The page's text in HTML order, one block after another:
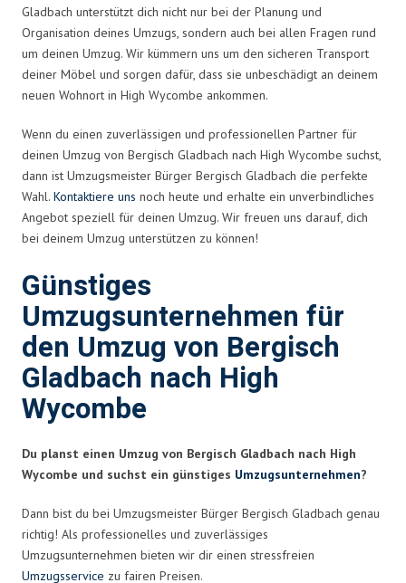
Gladbach unterstützt dich nicht nur bei der Planung und
Organisation deines Umzugs, sondern auch bei allen Fragen rund
um deinen Umzug. Wir kümmern uns um den sicheren Transport
deiner Möbel und sorgen dafür, dass sie unbeschädigt an deinem
neuen Wohnort in High Wycombe ankommen.
Wenn du einen zuverlässigen und professionellen Partner für
deinen Umzug von Bergisch Gladbach nach High Wycombe suchst,
dann ist Umzugsmeister Bürger Bergisch Gladbach die perfekte
Wahl. Kontaktiere uns noch heute und erhalte ein unverbindliches
Angebot speziell für deinen Umzug. Wir freuen uns darauf, dich
bei deinem Umzug unterstützen zu können!
Günstiges
Umzugsunternehmen für
den Umzug von Bergisch
Gladbach nach High
Wycombe
Du planst einen Umzug von Bergisch Gladbach nach High
Wycombe und suchst ein günstiges Umzugsunternehmen?
Dann bist du bei Umzugsmeister Bürger Bergisch Gladbach genau
richtig! Als professionelles und zuverlässiges
Umzugsunternehmen bieten wir dir einen stressfreien
Umzugsservice zu fairen Preisen.